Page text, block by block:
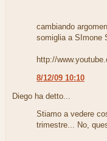
cambiando
somiglia a SImone
http://
8/12/09 10:10
Diego ha detto...
Stiamo a vedere
trimestre... No,